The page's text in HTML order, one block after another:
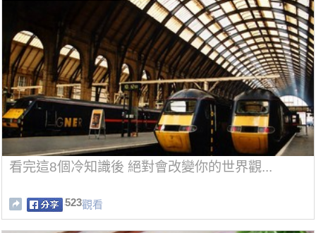
看完這8個冷知識後 絕對會改變你的世界觀...
523觀看